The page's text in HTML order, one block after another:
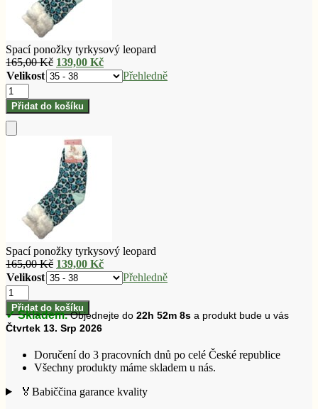
Spací ponožky tyrkysový leopard
165,00Kč Původní
cena
byla:
165,00 Kč.
139,00 KčAktuální
cena
je:
Velikost
Přehledně
Spací
ponožky
tyrkysový
Přidat do košíku
Spací ponožky tyrkysový leopard
165,00Kč Původní
cena
byla:
165,00 Kč.
139,00 KčAktuální
cena
je:
Velikost
Přehledně
Spací
ponožky
tyrkysový
leopard
Přidat do košíku
✓ Skladem. Objednejte do 22h 52m 7s a produkt bude u vás
Čtvrtek 13. Srp 2026
Doručení do 3 pracovních dnů po celé České republice
Všechny produkty máme skladem u nás.
🏅Babiččina garance kvality